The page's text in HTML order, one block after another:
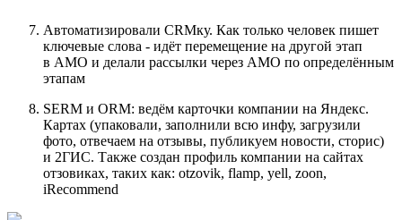
Автоматизировали CRMку. Как только человек пишет
ключевые слова - идёт перемещение на другой этап
в АМО и делали рассылки через АМО по определённым
этапам
SERM и ORM: ведём карточки компании на Яндекс.
Картах (упаковали, заполнили всю инфу, загрузили
фото, отвечаем на отзывы, публикуем новости, сторис)
и 2ГИС. Также создан профиль компании на сайтах
отзовиках, таких как: otzovik, flamp, yell, zoon,
iRecommend